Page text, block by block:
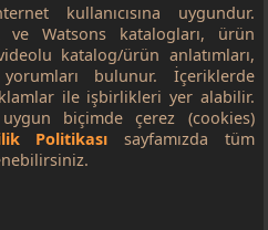
kullanıcısına uygundur.
ve Watsons katalogları, ürün
katalog/ürün anlatımları,
bulunur. İçeriklerde
ile işbirlikleri yer alabilir.
biçimde çerez (cookies)
Politikası sayfamızda tüm